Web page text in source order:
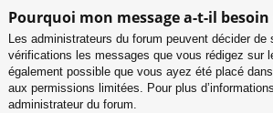
Pourquoi mon message a-t-il besoin
Les administrateurs du forum peuvent décider de
vérifications les messages que vous rédigez sur
également possible que vous ayez été placé
aux permissions limitées. Pour plus
administrateur du forum.